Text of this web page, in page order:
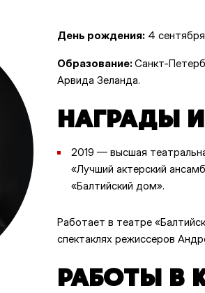
День рождения: 4
Образование:Санкт-
Арвида Зеланда.
НАГРАДЫ
2019 — высшая
«Лучший актерский
«Балтийский дом».
Работает в театре
спектаклях режиссеров
РАБОТЫ В